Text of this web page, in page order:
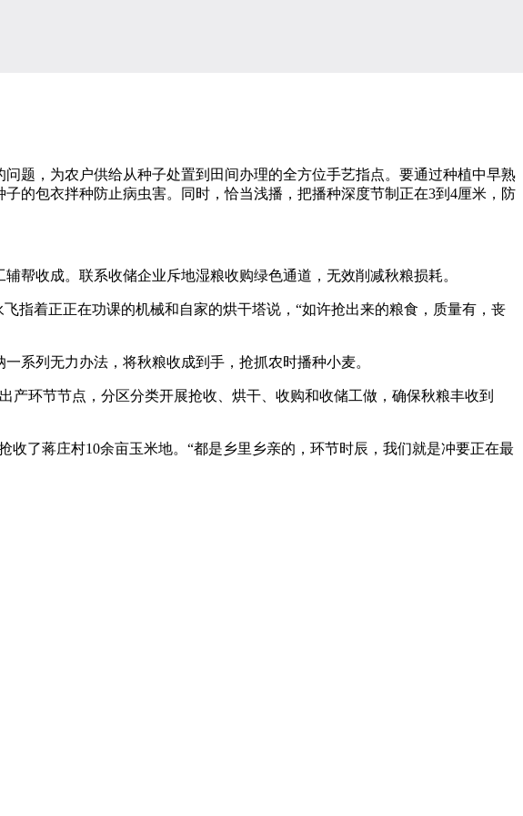
，为农户供给从种子处置到田间办理的全方位手艺指点。要通过种植中早熟
的包衣拌种防止病虫害。同时，恰当浅播，把播种深度节制正在3到4厘米，防
收成。联系收储企业斥地湿粮收购绿色通道，无效削减秋粮损耗。
着正正在功课的机械和自家的烘干塔说，“如许抢出来的粮食，质量有，丧
列无力办法，将秋粮收成到手，抢抓农时播种小麦。
环节节点，分区分类开展抢收、烘干、收购和收储工做，确保秋粮丰收到
了蒋庄村10余亩玉米地。“都是乡里乡亲的，环节时辰，我们就是冲要正在最